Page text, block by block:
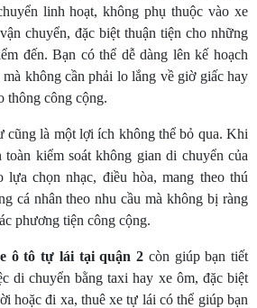
linh hoạt, không phụ thuộc vào xe
chuyển, đặc biệt thuận tiện cho những
đến. Bạn có thể dễ dàng lên kế hoạch
không cần phải lo lắng về giờ giấc hay
thông công cộng.
cũng là một lợi ích không thể bỏ qua. Khi
kiểm soát không gian di chuyển của
chọn nhạc, điều hòa, mang theo thú
cá nhân theo nhu cầu mà không bị ràng
phương tiện công cộng.
ô tô tự lái tại quận 2 còn giúp bạn tiết
di chuyển bằng taxi hay xe ôm, đặc biệt
hoặc đi xa, thuê xe tự lái có thể giúp bạn